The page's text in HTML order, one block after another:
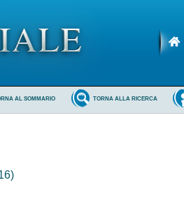
TORNA ALLA RICERCA
AL SOMMARIO